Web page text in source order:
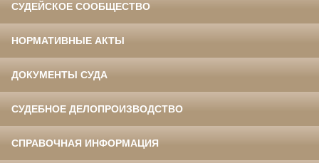
СУДЕЙСКОЕ СООБЩЕСТВО
НОРМАТИВНЫЕ АКТЫ
ДОКУМЕНТЫ СУДА
СУДЕБНОЕ ДЕЛОПРОИЗВОДСТВО
СПРАВОЧНАЯ ИНФОРМАЦИЯ